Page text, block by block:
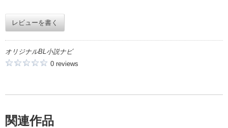
レビューを書く
オリジナルBL小説ナビ
0 reviews
関連作品